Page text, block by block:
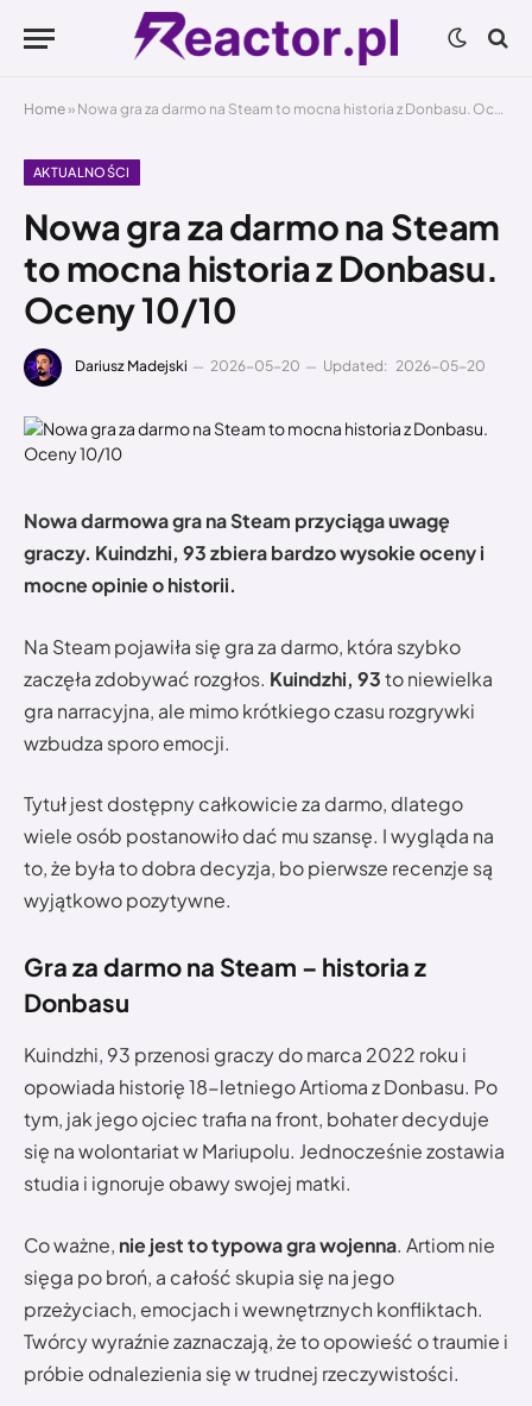
Home » Nowa gra za darmo na Steam to mocna historia z Donbasu. Oceny 10/10
AKTUALNOŚCI
Nowa gra za darmo na Steam
to mocna historia z Donbasu.
Oceny 10/10
Dariusz Madejski 2026-05-20 Updated: 2026-05-20
Nowa darmowa gra na Steam przyciąga uwagę
graczy. Kuindzhi, 93 zbiera bardzo wysokie oceny i
mocne opinie o historii.
Na Steam pojawiła się gra za darmo, która szybko
zaczęła zdobywać rozgłos. Kuindzhi, 93to niewielka
gra narracyjna, ale mimo krótkiego czasu rozgrywki
wzbudza sporo emocji.
Tytuł jest dostępny całkowicie za darmo, dlatego
wiele osób postanowiło dać mu szansę. I wygląda na
to, że była to dobra decyzja, bo pierwsze recenzje są
wyjątkowo pozytywne.
Gra za darmo na Steam – historia z
Donbasu
Kuindzhi, 93 przenosi graczy do marca 2022 roku i
opowiada historię 18-letniego Artioma z Donbasu. Po
tym, jak jego ojciec trafia na front, bohater decyduje
się na wolontariat w Mariupolu. Jednocześnie zostawia
studia i ignoruje obawy swojej matki.
Co ważne, nie jest to typowa gra wojenna. Artiom nie
sięga po broń, a całość skupia się na jego
przeżyciach, emocjach i wewnętrznych konfliktach.
Twórcy wyraźnie zaznaczają, że to opowieść o traumie i
próbie odnalezienia się w trudnej rzeczywistości.